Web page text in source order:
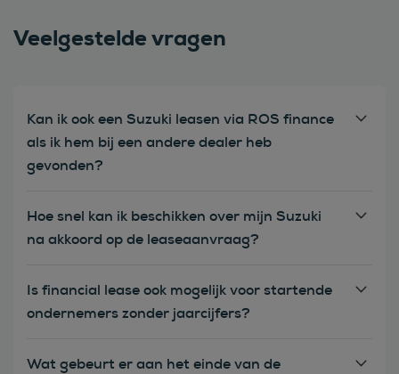
Veelgestelde vragen
Kan ik ook een Suzuki leasen via ROS finance
als ik hem bij een andere dealer heb
gevonden?
Hoe snel kan ik beschikken over mijn Suzuki
na akkoord op de leaseaanvraag?
Is financial lease ook mogelijk voor startende
ondernemers zonder jaarcijfers?
Wat gebeurt er aan het einde van de